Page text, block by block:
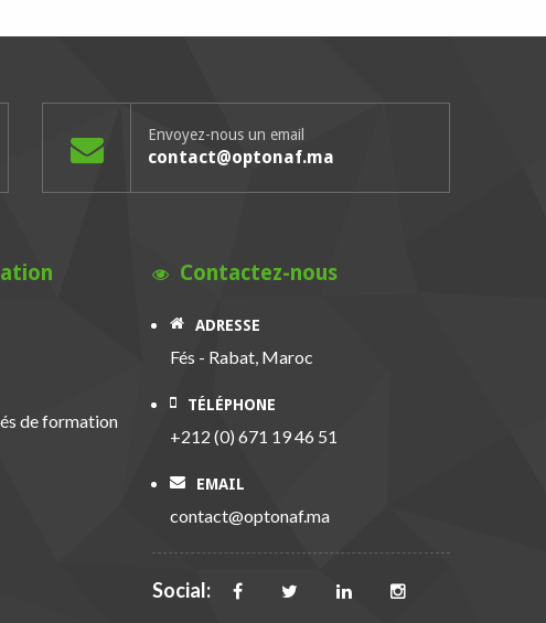
Envoyez-nous un email
contact@optonaf.ma
de formation
Contactez-nous
ADRESSE
Fés - Rabat, Maroc
TÉLÉPHONE
+212 (0) 671 19 46 51
EMAIL
contact@optonaf.ma
Social: